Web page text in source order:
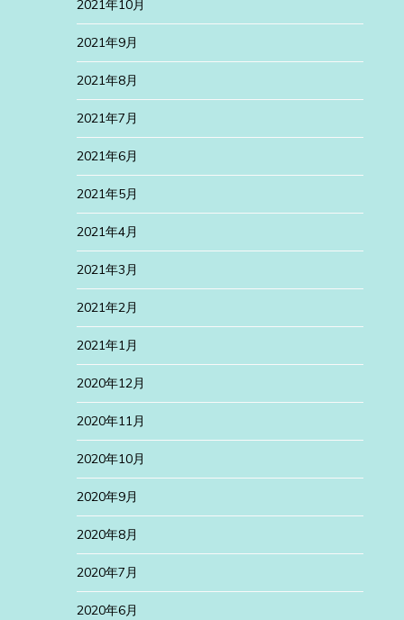
2021年10月
2021年9月
2021年8月
2021年7月
2021年6月
2021年5月
2021年4月
2021年3月
2021年2月
2021年1月
2020年12月
2020年11月
2020年10月
2020年9月
2020年8月
2020年7月
2020年6月